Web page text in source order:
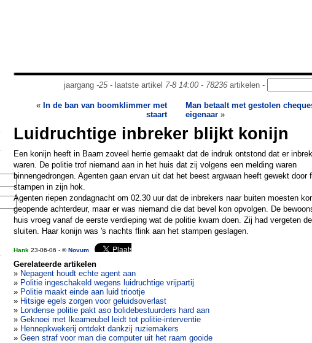
jaargang -25- laatste artikel 7-8 14:00- 78236artikelen -
« In de ban van boomklimmer met
staart
Man betaalt met gestolen
eigenaar »
Luidruchtige inbreker blijkt konijn
Een konijn heeft in Baarn zoveel herrie gemaakt dat de indruk ontstond dat er
waren. De politie trof niemand aan in het huis dat zij volgens een melding waren
binnengedrongen. Agenten gaan ervan uit dat het beest argwaan heeft gewekt door
stampen in zijn hok.
Agenten riepen zondagnacht om 02.30 uur dat de inbrekers naar buiten moesten
geopende achterdeur, maar er was niemand die dat bevel kon opvolgen. De
huis vroeg vanaf de eerste verdieping wat de politie kwam doen. Zij had vergeten
sluiten. Haar konijn was 's nachts flink aan het stampen geslagen.
Hank 23-06-06 - ©Novum
Gerelateerde artikelen
» Nepagent houdt echte agent aan
» Politie ingeschakeld wegens luidruchtige vrijpartij
» Politie maakt einde aan luid triootje
» Hitsige egels zorgen voor geluidsoverlast
» Londense politie pakt aso bolidebestuurders hard aan
» Geknoei met Ikeameubel leidt tot politie-interventie
» Hennepkwekerij ontdekt dankzij ruziemakers
» Geen straf voor man die computer uit het raam gooide